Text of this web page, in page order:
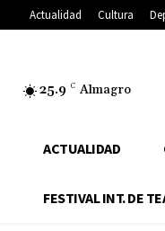
Actualidad Cultura
25.9 C Almagro
ACTUALIDAD
FESTIVAL INT. DE